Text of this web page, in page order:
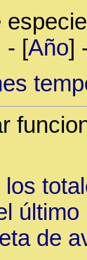
- [Año]
los
último
de